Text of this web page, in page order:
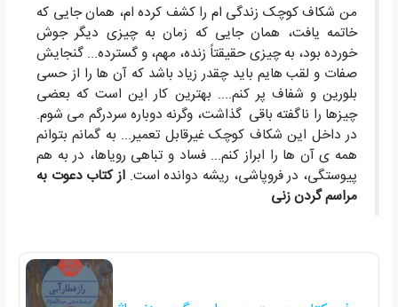
من شکاف کوچک زندگی ام را کشف کرده ام، همان جایی که
خاتمه یافت، همان جایی که زمان به چیزی دیگر جوش
خورده بود، به چیزی حقیقتاً زنده، مهم، و گسترده... گنجایش
صفات و لقب هایم باید چقدر زیاد باشد که آن ها را از حسی
بلورین و شفاف پر کنم.... بهترین کار این است که بعضی
چیزها را ناگفته باقی گذاشت، وگرنه دوباره سردرگم می شوم.
در داخل این شکاف کوچک غیرقابل تعمیر... به گمانم بتوانم
همه ی آن ها را ابراز کنم... فساد و تباهی رویاها، در به هم
پیوستگی، در فروپاشی، ریشه دوانده است. از کتاب دعوت به
مراسم گردن زنی